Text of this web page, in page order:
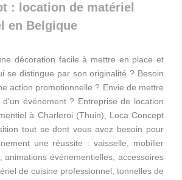
: location de matériel
en Belgique
décoration facile à mettre en place et
se distingue par son originalité ? Besoin
action promotionnelle ? Envie de mettre
événement ? Entreprise de location
à Charleroi (Thuin), Loca Concept
tout se dont vous avez besoin pour
une réussite : vaisselle, mobilier
animations événementielles, accessoires
de cuisine professionnel, tonnelles de